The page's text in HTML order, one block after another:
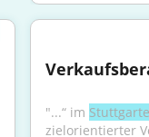
"...“ im
zielorientierter